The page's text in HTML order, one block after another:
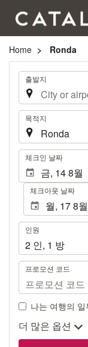
Home Ronda
여출발지
목적지
. 체크인 날짜
체크아웃 날짜
인
원
인원
2 인, 1 방
프로모션 코드
나는 여행의
더 많은 옵션